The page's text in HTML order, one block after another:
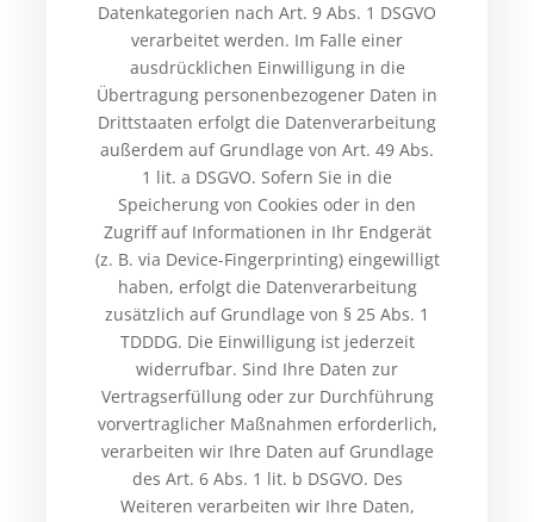
Datenkategorien nach Art. 9 Abs. 1 DSGVO
verarbeitet werden. Im Falle einer
ausdrücklichen Einwilligung in die
Übertragung personenbezogener Daten in
Drittstaaten erfolgt die Datenverarbeitung
außerdem auf Grundlage von Art. 49 Abs.
1 lit. a DSGVO. Sofern Sie in die
Speicherung von Cookies oder in den
Zugriff auf Informationen in Ihr Endgerät
(z. B. via Device-Fingerprinting) eingewilligt
haben, erfolgt die Datenverarbeitung
zusätzlich auf Grundlage von § 25 Abs. 1
TDDDG. Die Einwilligung ist jederzeit
widerrufbar. Sind Ihre Daten zur
Vertragserfüllung oder zur Durchführung
vorvertraglicher Maßnahmen erforderlich,
verarbeiten wir Ihre Daten auf Grundlage
des Art. 6 Abs. 1 lit. b DSGVO. Des
Weiteren verarbeiten wir Ihre Daten,